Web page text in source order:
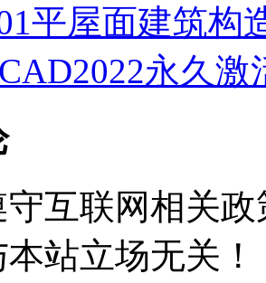
平屋面建筑构
永久激
互联网相关
站立场无关！